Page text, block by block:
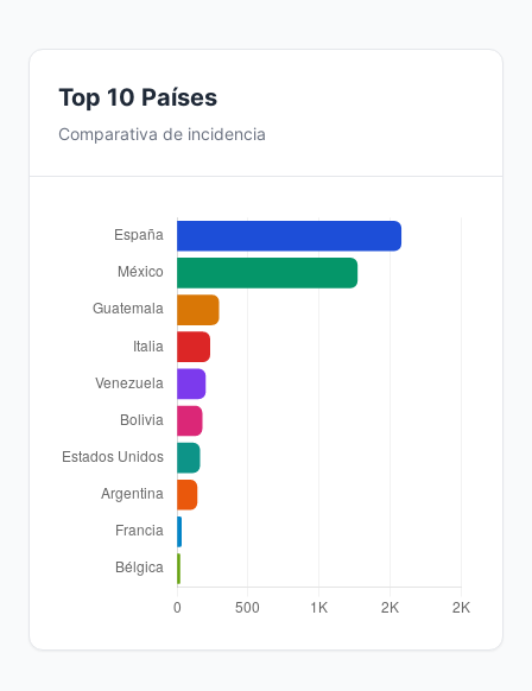
Top 10 Países
Comparativa de incidencia